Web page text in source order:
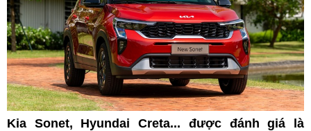
Kia Sonet, Hyundai Creta... được đánh giá là